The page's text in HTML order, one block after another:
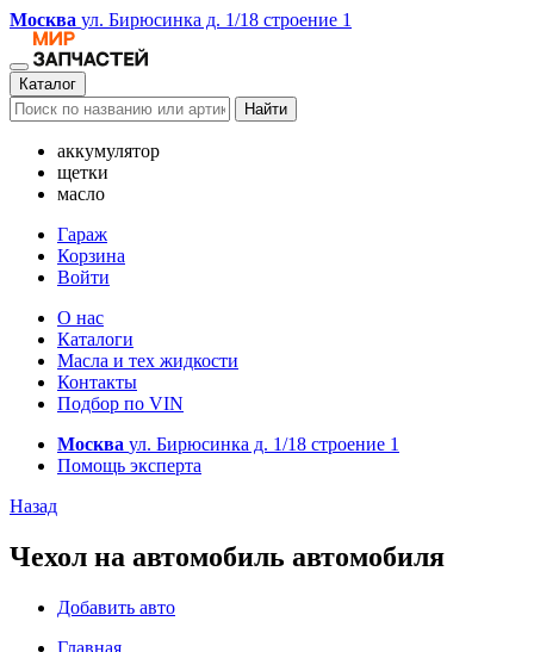
Москва ул. Бирюсинка д. 1/18 строение 1
Каталог
Найти
аккумулятор
щетки
масло
Гараж
Корзина
Войти
О нас
Каталоги
Масла и тех жидкости
Контакты
Подбор по VIN
Москва ул. Бирюсинка д. 1/18 строение 1
Помощь эксперта
Назад
Чехол на автомобиль автомобиля
Добавить авто
Главная